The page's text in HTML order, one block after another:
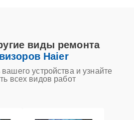
виды ремонта
Haier
устройства и узнайте
всех видов работ